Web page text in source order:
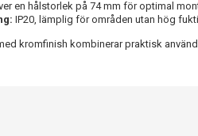
en hålstorlek på 74 mm för optimal
IP20, lämplig för områden utan hög
kromfinish kombinerar praktisk